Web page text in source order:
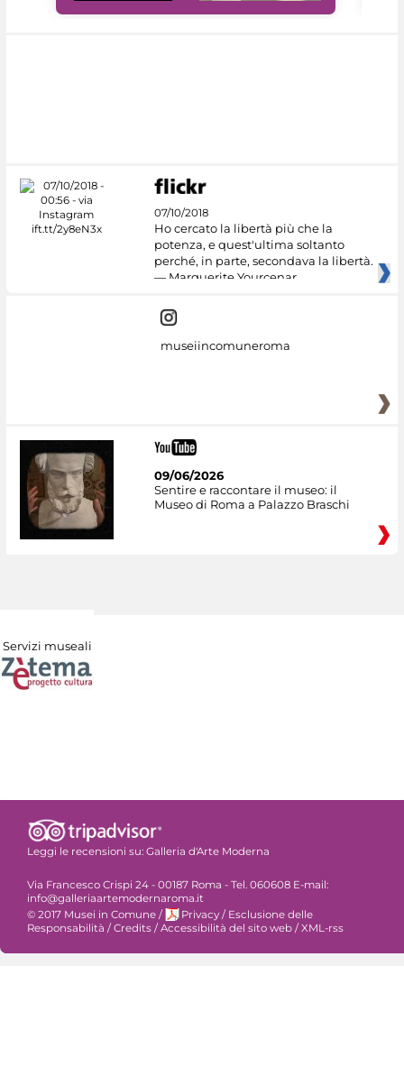
07/10/2018
Ho cercato la libertà più che la
potenza, e quest'ultima soltanto
perché, in parte, secondava la libertà.
— Marguerite Yourcenar
museiincomuneroma
09/06/2026
Sentire e raccontare il museo: il
Museo di Roma a Palazzo Braschi
Servizi museali
Leggi le recensioni su: Galleria d'Arte Moderna
Via Francesco Crispi 24 - 00187 Roma - Tel. 060608 E-mail:
info@galleriaartemodernaroma.it
© 2017 Musei in Comune / Privacy / Esclusione delle
Responsabilità /Credits /Accessibilità del sito web /XML-rss